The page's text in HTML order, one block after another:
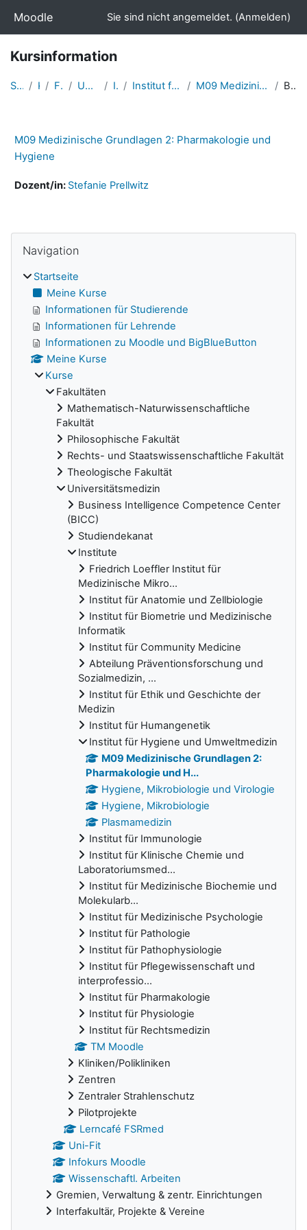
Moodle Sie sind nicht angemeldet. (Anmelden)
Kursinformation
Startseite Kurse Fakultäten Universitätsmedizin Institute Institut für Hygiene und Umweltmedizin M09 Medizinische Grundlagen 2: Pharmakologie und H... Beschreibung
M09 Medizinische Grundlagen 2: Pharmakologie und
Hygiene
Dozent/in: Stefanie Prellwitz
Navigation
Startseite
Meine Kurse
Informationen für Studierende
Informationen für Lehrende
Informationen zu Moodle und BigBlueButton
Meine Kurse
Kurse
Fakultäten
Mathematisch-Naturwissenschaftliche
Fakultät
Philosophische Fakultät
Rechts- und Staatswissenschaftliche Fakultät
Theologische Fakultät
Universitätsmedizin
Business Intelligence Competence Center
(BICC)
Studiendekanat
Institute
Friedrich Loeffler Institut für
Medizinische Mikro...
Institut für Anatomie und Zellbiologie
Institut für Biometrie und Medizinische
Informatik
Institut für Community Medicine
Abteilung Präventionsforschung und
Sozialmedizin, ...
Institut für Ethik und Geschichte der
Medizin
Institut für Humangenetik
Institut für Hygiene und Umweltmedizin
M09 Medizinische Grundlagen 2:
Pharmakologie und H...
Hygiene, Mikrobiologie und Virologie
Hygiene, Mikrobiologie
Plasmamedizin
Institut für Immunologie
Institut für Klinische Chemie und
Laboratoriumsmed...
Institut für Medizinische Biochemie und
Molekularb...
Institut für Medizinische Psychologie
Institut für Pathologie
Institut für Pathophysiologie
Institut für Pflegewissenschaft und
interprofessio...
Institut für Pharmakologie
Institut für Physiologie
Institut für Rechtsmedizin
TM Moodle
Kliniken/Polikliniken
Zentren
Zentraler Strahlenschutz
Pilotprojekte
Lerncafé FSRmed
Uni-Fit
Infokurs Moodle
Wissenschaftl. Arbeiten
Gremien, Verwaltung & zentr. Einrichtungen
Interfakultär, Projekte & Vereine